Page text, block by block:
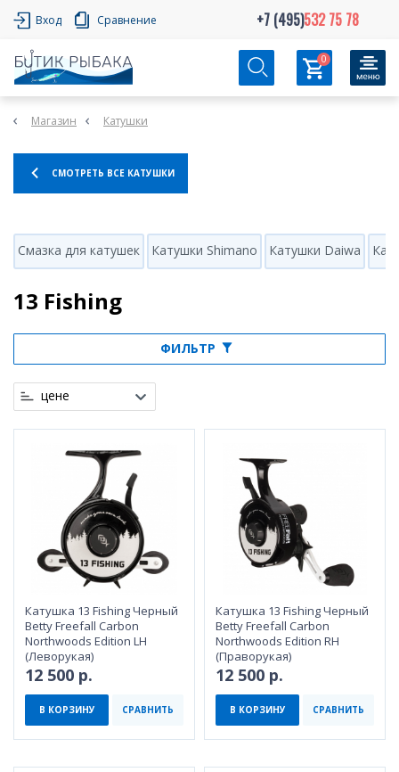
Вход Сравнение +7 (495)532 75 78
0
Магазин Катушки
СМОТРЕТЬ ВСЕ КАТУШКИ
Смазка для катушек Катушки Shimano Катушки Daiwa
13 Fishing
ФИЛЬТР
цене
Катушка 13 Fishing Черный
Betty Freefall Carbon
Northwoods Edition LH
(Леворукая)
12 500 р.
В КОРЗИНУ СРАВНИТЬ
Катушка 13 Fishing Черный
Betty Freefall Carbon
Northwoods Edition RH
(Праворукая)
12 500 р.
В КОРЗИНУ СРАВНИТЬ